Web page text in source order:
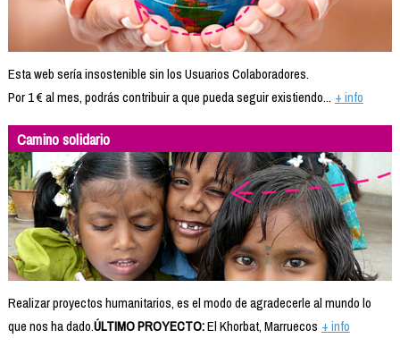
Esta web sería insostenible sin los Usuarios Colaboradores.
Por 1 € al mes, podrás contribuir a que pueda seguir existiendo... + info
Camino solidario
Realizar proyectos humanitarios, es el modo de agradecerle al mundo lo
que nos ha dado.ÚLTIMO PROYECTO:El Khorbat, Marruecos + info